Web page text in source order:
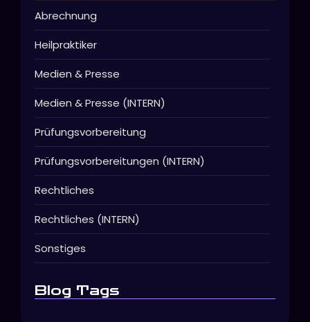
Abrechnung
Heilpraktiker
Medien & Presse
Medien & Presse (INTERN)
Prüfungsvorbereitung
Prüfungsvorbereitungen (INTERN)
Rechtliches
Rechtliches (INTERN)
Sonstiges
Blog Tags